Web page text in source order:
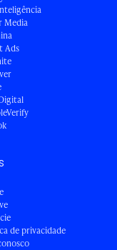
Media
Ads
de privacidade